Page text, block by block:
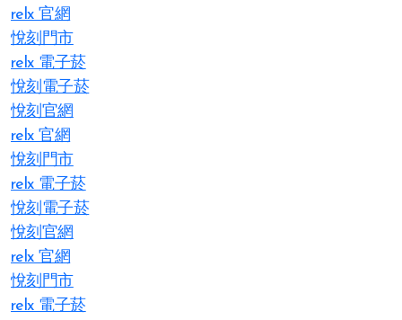
relx 官網
悅刻門市
relx 電子菸
悅刻電子菸
悅刻官網
relx 官網
悅刻門市
relx 電子菸
悅刻電子菸
悅刻官網
relx 官網
悅刻門市
relx 電子菸